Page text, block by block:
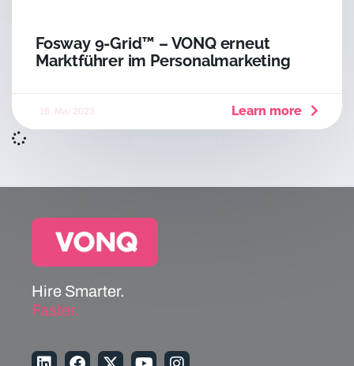
Fosway 9-Grid™ – VONQ erneut
Marktführer im Personalmarketing
Learn more
16. Mai 2023
Hire Smarter.
Faster.